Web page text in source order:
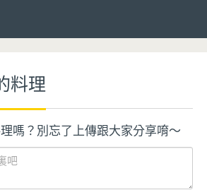
料理
嗎？別忘了上傳跟大家分享唷～